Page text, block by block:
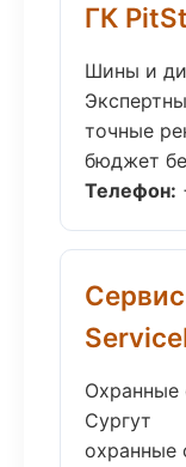
ГК
Шины и
точные
бюджет
Телефон:
Охранные
Сургут
охранные